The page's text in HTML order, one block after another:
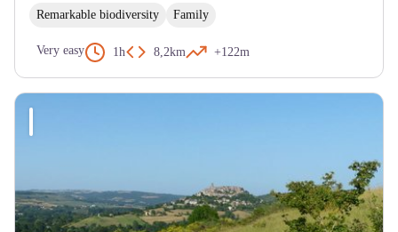
Remarkable biodiversity Family
Very easy 1h 8,2km +122m